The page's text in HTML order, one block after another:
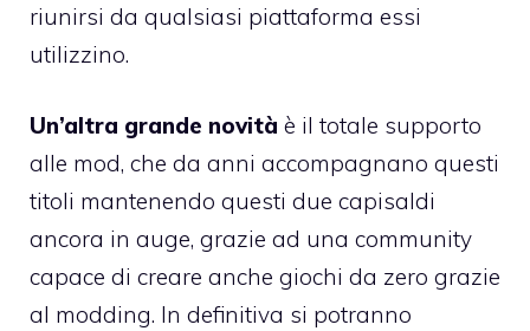
riunirsi da qualsiasi piattaforma essi
utilizzino.
Un’altra grande novità è il totale supporto
alle mod, che da anni accompagnano questi
titoli mantenendo questi due capisaldi
ancora in auge, grazie ad una community
capace di creare anche giochi da zero grazie
al modding. In definitiva si potranno